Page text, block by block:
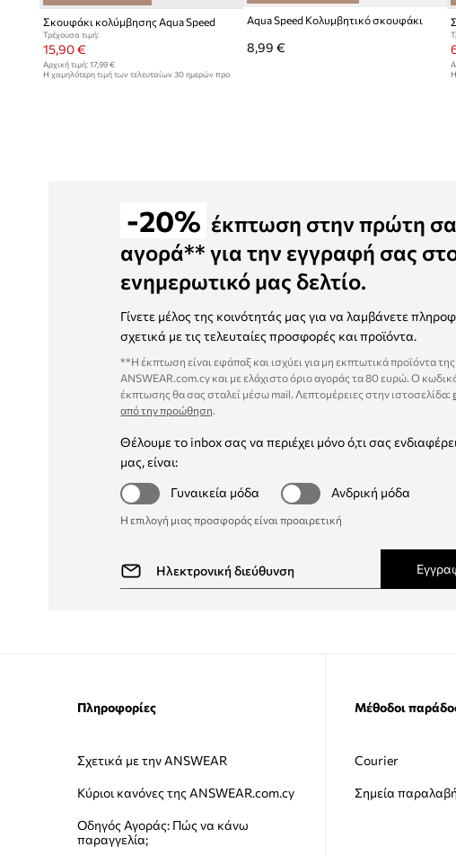
Σκουφάκι κολύμβησης Aqua Speed
Τρέχουσα τιμή:
15,90 €
Αρχική τιμή: 17,99 €
Η χαμηλότερη τιμή των τελευταίων 30 ημερών προ
Aqua Speed Κολυμβητικό σκουφάκι
8,99 €
-20% έκπτωση στην πρώτη
αγορά** για την εγγραφή σας
ενημερωτικό μας δελτίο.
Γίνετε μέλος της κοινότητάς μας για να λαμβάνετε
σχετικά με τις τελευταίες προσφορές και προϊόντα.
**Η έκπτωση είναι εφάπαξ και ισχύει για μη εκπτωτικά προϊόντα της
ANSWEAR.com.cy και με ελάχιστο όριο αγοράς τα 80 ευρώ. Ο
έκπτωσης θα σας σταλεί μέσω mail. Λεπτομέρειες στην ιστοσελίδα:
από την προώθηση.
Θέλουμε το inbox σας να περιέχει μόνο ό,τι σας
μας, είναι:
Γυναικεία μόδα
Ανδρική μόδα
Η επιλογή μιας προσφοράς είναι προαιρετική
Πληροφορίες
Σχετικά με την ANSWEAR
Κύριοι κανόνες της ANSWEAR.com.cy
Οδηγός Αγοράς: Πώς να κάνω
παραγγελία;
Μέθοδοι
Courier
Σημεία